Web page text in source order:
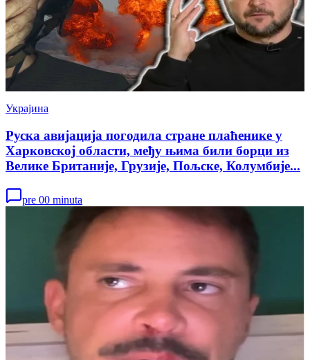
Украјина
Руска авијација погодила стране плаћенике у
Харковској области, међу њима били борци из
Велике Британије, Грузије, Пољске, Колумбије...
pre 00 minuta